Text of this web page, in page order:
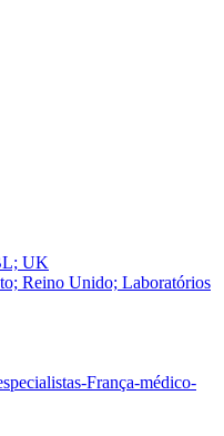
UK
Reino Unido; Laboratórios
França-médico-